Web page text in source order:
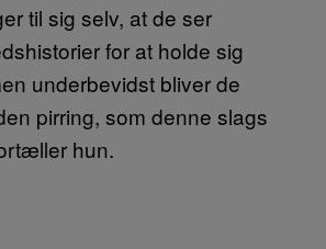
til sig selv, at de ser
for at holde sig
underbevidst bliver de
pirring, som denne slags
hun.